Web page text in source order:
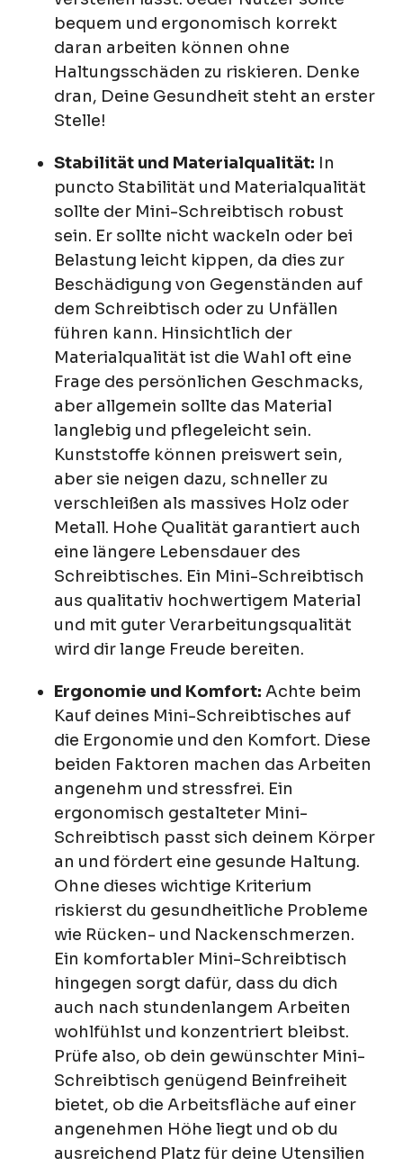
bequem und ergonomisch korrekt
daran arbeiten können ohne
Haltungsschäden zu riskieren. Denke
dran, Deine Gesundheit steht an erster
Stelle!
Stabilität und Materialqualität: In
puncto Stabilität und Materialqualität
sollte der Mini-Schreibtisch robust
sein. Er sollte nicht wackeln oder bei
Belastung leicht kippen, da dies zur
Beschädigung von Gegenständen auf
dem Schreibtisch oder zu Unfällen
führen kann. Hinsichtlich der
Materialqualität ist die Wahl oft eine
Frage des persönlichen Geschmacks,
aber allgemein sollte das Material
langlebig und pflegeleicht sein.
Kunststoffe können preiswert sein,
aber sie neigen dazu, schneller zu
verschleißen als massives Holz oder
Metall. Hohe Qualität garantiert auch
eine längere Lebensdauer des
Schreibtisches. Ein Mini-Schreibtisch
aus qualitativ hochwertigem Material
und mit guter Verarbeitungsqualität
wird dir lange Freude bereiten.
Ergonomie und Komfort: Achte beim
Kauf deines Mini-Schreibtisches auf
die Ergonomie und den Komfort. Diese
beiden Faktoren machen das Arbeiten
angenehm und stressfrei. Ein
ergonomisch gestalteter Mini-
Schreibtisch passt sich deinem Körper
an und fördert eine gesunde Haltung.
Ohne dieses wichtige Kriterium
riskierst du gesundheitliche Probleme
wie Rücken- und Nackenschmerzen.
Ein komfortabler Mini-Schreibtisch
hingegen sorgt dafür, dass du dich
auch nach stundenlangem Arbeiten
wohlfühlst und konzentriert bleibst.
Prüfe also, ob dein gewünschter Mini-
Schreibtisch genügend Beinfreiheit
bietet, ob die Arbeitsfläche auf einer
angenehmen Höhe liegt und ob du
ausreichend Platz für deine Utensilien